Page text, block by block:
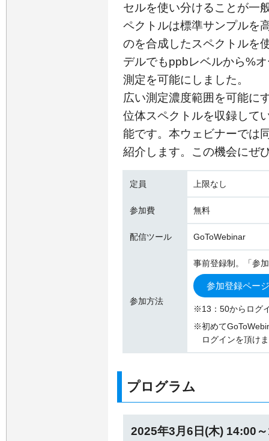
セルを使い分けることが一
ペクトルは標準サンプルを
のを合成したスペクトルを
デルでもppbレベルから%
測定を可能にしました。
広い測定濃度範囲を可能に
位体スペクトルを収録して
能です。本ウェビナーでは
紹介します。この機会にぜ
定員 上限なし
参加費 無料
配信ツール GoToWebinar
参加方法
事前登録制。「参
参加登録ページ
※13：50からログ
※初めて
ログインを頂け
プログラム
2025年3月6日(木) 14:00